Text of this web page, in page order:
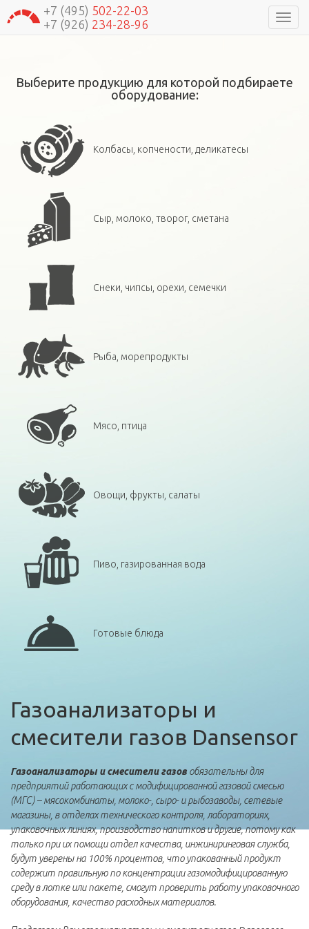
+7 (495) 502-22-03
+7 (926) 234-28-96
Выберите продукцию для которой подбираете
оборудование:
Колбасы, копчености, деликатесы
Сыр, молоко, творог, сметана
Снеки, чипсы, орехи, семечки
Рыба, морепродукты
Мясо, птица
Овощи, фрукты, салаты
Пиво, газированная вода
Готовые блюда
Газоанализаторы и
смесители газов Dansensor
Газоанализаторы и смесители газов обязательны для
предприятий работающих с модифицированной газовой смесью
(МГС) – мясокомбинаты, молоко-, сыро- и рыбозаводы, сетевые
магазины, в отделах технического контроля, лабораториях,
упаковочных линиях, производство напитков и другие, потому как
только при их помощи отдел качества, инжиниринговая служба,
будут уверены на 100% процентов, что упакованный продукт
содержит правильную по концентрации газомодифицированную
среду в лотке или пакете, смогут проверить работу упаковочного
оборудования, качество расходных материалов.